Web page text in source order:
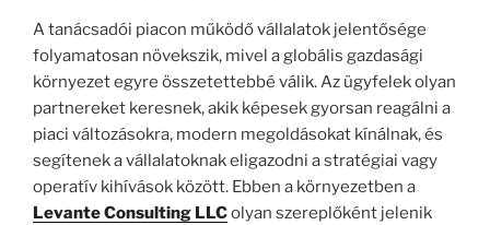
A tanácsadói piacon működő vállalatok jelentősége
folyamatosan növekszik, mivel a globális gazdasági
környezet egyre összetettebbé válik. Az ügyfelek olyan
partnereket keresnek, akik képesek gyorsan reagálni a
piaci változásokra, modern megoldásokat kínálnak, és
segítenek a vállalatoknak eligazodni a stratégiai vagy
operatív kihívások között. Ebben a környezetben a
Levante Consulting LLColyan szereplőként jelenik